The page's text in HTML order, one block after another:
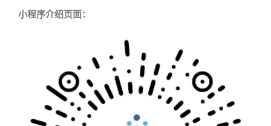
小程序介绍页面：